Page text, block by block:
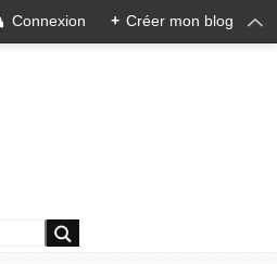
Connexion + Créer mon blog